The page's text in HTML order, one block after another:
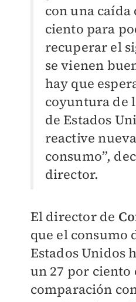
con una caída
ciento para
recuperar el
se vienen
hay que
coyuntura de
de Estados
reactive
consumo”,
director.
El director de
que el consumo
Estados Unidos
un 27 por ciento
comparación